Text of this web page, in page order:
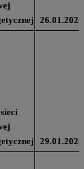
26.01.2024
29.01.2024